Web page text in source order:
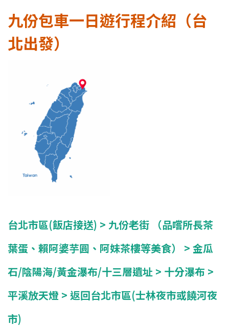
九份包車一日遊行程介紹（台
北出發）
台北市區(飯店接送) > 九份老街 （品嚐所長茶
葉蛋、賴阿婆芋圓、阿妹茶樓等美食） > 金瓜
石/陰陽海/黃金瀑布/十三層遺址 > 十分瀑布 >
平溪放天燈 > 返回台北市區(士林夜市或饒河夜
市)